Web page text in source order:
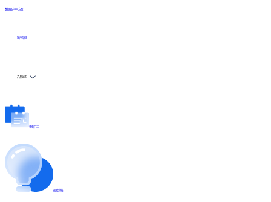
数据资产API方案
客户案例
产品动态
更新日志
帮助文档